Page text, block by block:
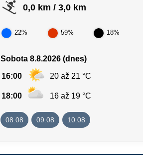
0,0 km / 3,0 km
22% 59% 18%
Sobota 8.8.2026 (dnes)
16:00 20 až 21 °C
18:00 16 až 19 °C
08.08 09.08 10.08